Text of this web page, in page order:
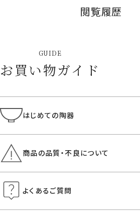
閲覧履歴
GUIDE
お買い物ガイド
はじめての陶器
商品の品質・不良について
よくあるご質問